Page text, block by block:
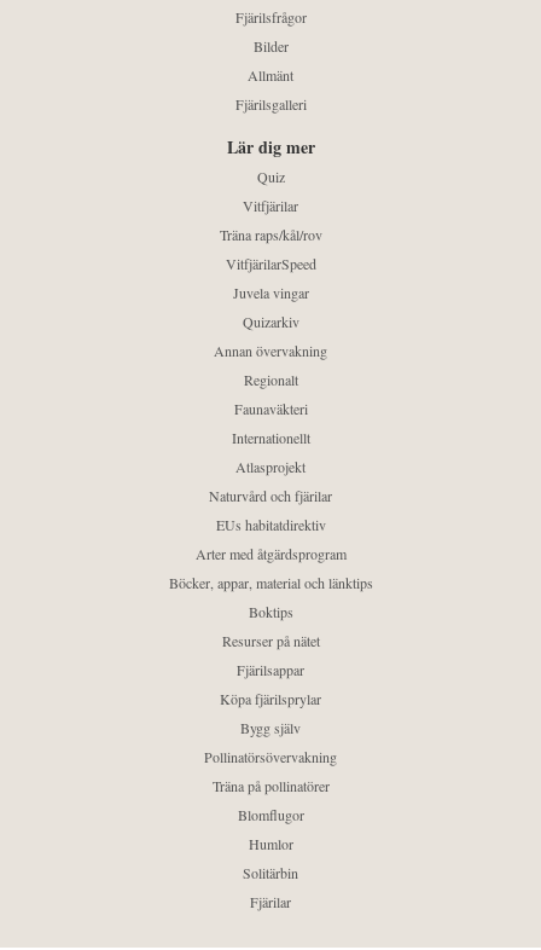
Fjärilsfrågor
Bilder
Allmänt
Fjärilsgalleri
Lär dig mer
Quiz
Vitfjärilar
Träna raps/kål/rov
VitfjärilarSpeed
Juvela vingar
Quizarkiv
Annan övervakning
Regionalt
Faunaväkteri
Internationellt
Atlasprojekt
Naturvård och fjärilar
EUs habitatdirektiv
Arter med åtgärdsprogram
Böcker, appar, material och länktips
Boktips
Resurser på nätet
Fjärilsappar
Köpa fjärilsprylar
Bygg själv
Pollinatörsövervakning
Träna på pollinatörer
Blomflugor
Humlor
Solitärbin
Fjärilar